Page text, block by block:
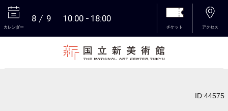
カレンダー
8 9 10:00 18:00
チケット アクセス
ID:44575